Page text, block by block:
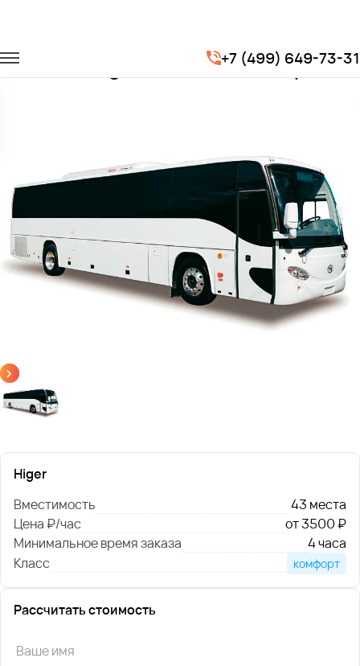
+7 (499) 649-73-31
Higer
Заказать Higer с водителем в Орле
Higer
Вместимость
43 места
Цена ₽/час
от 3500 ₽
Минимальное время заказа
4 часа
Класс
комфорт
Рассчитать стоимость